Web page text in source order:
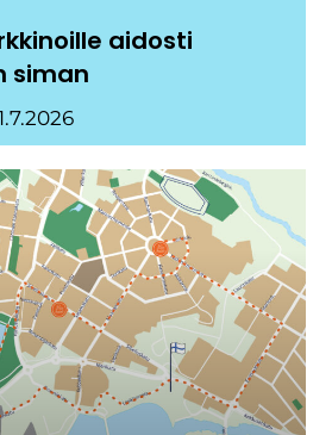
aidosti
siman